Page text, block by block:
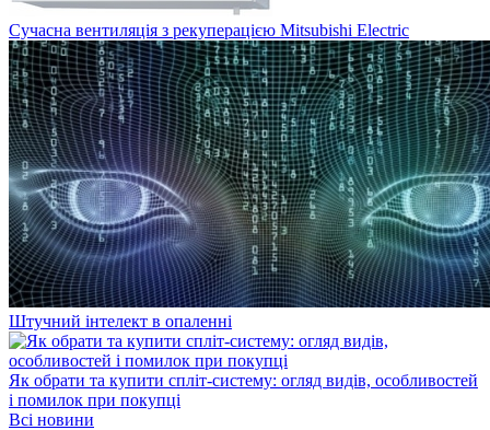
Сучасна вентиляція з рекуперацією Mitsubishi Electric
Штучний інтелект в опаленні
Як обрати та купити спліт-систему: огляд видів, особливостей
і помилок при покупці
Всі новини